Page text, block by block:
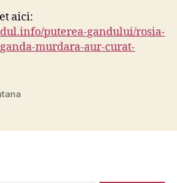
aici:
puterea-gandului/rosia-
murdara-aur-curat-